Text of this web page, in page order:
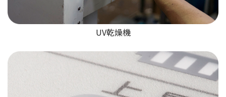
UV乾燥機